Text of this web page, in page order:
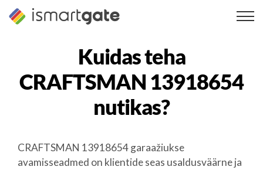
Skip
Kuidas teha
CRAFTSMAN 13918654
nutikas?
CRAFTSMAN 13918654 garaažiukse
avamisseadmed on klientide seas usaldusväärne ja